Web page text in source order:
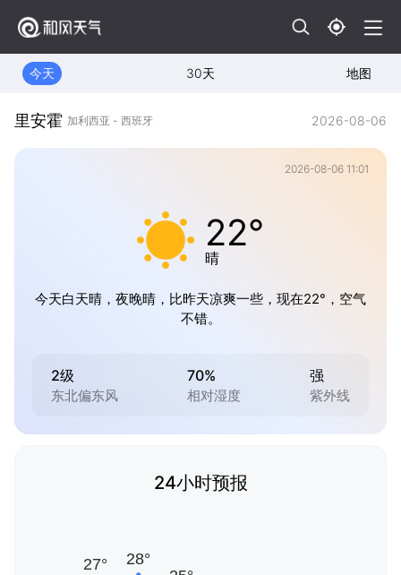
今天 30天 地图
里安霍 加利西亚 - 西班牙 2026-08-06
2026-08-06 11:01
22°
晴
今天白天晴，夜晚晴，比昨天凉爽一些，现在22°，空气
不错。
2级
东北偏东风
70%
相对湿度
强
紫外线
24小时预报